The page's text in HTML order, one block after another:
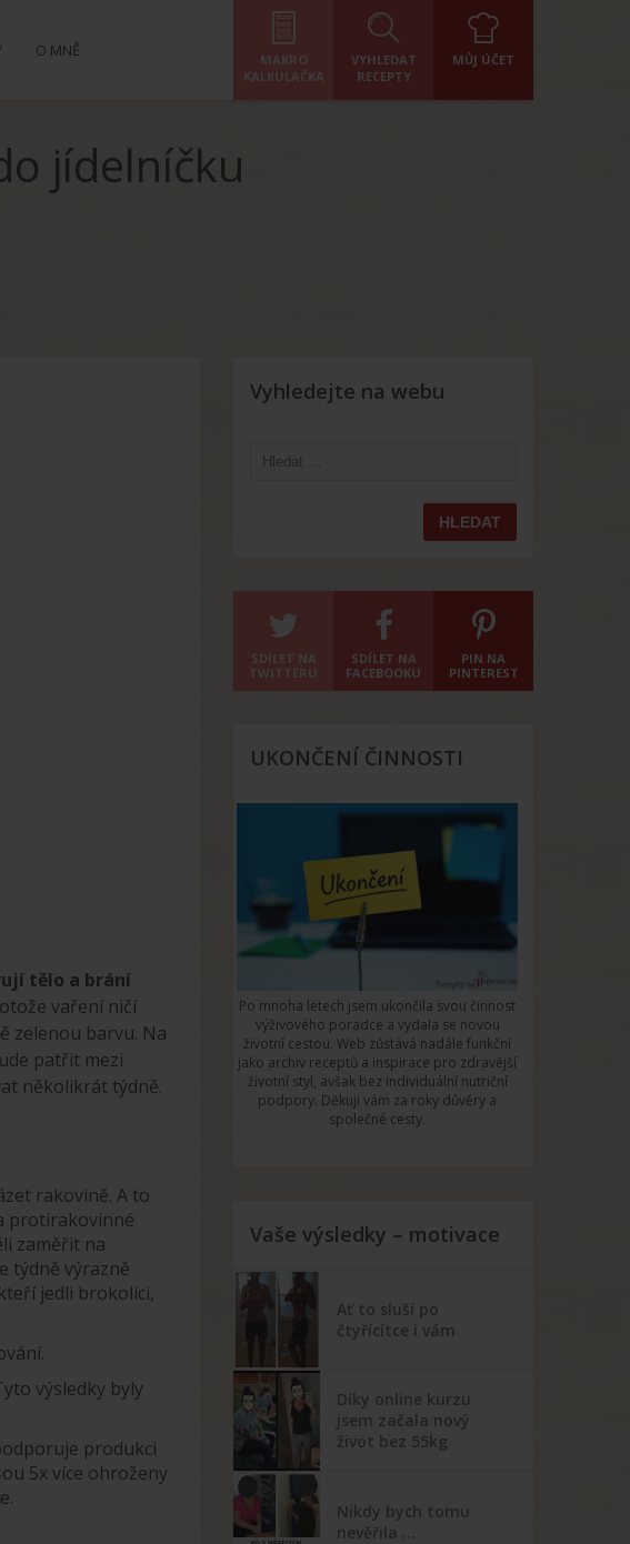
O MNĚ
MAKRO
KALKULAČKA
VYHLEDAT
RECEPTY
MŮJ ÚČET
jídelníčku
tělo a brání
vaření ničí
zelenou barvu. Na
patřit mezi
několikrát týdně.
rakovině. A to
protirakovinné
zaměřit na
týdně výrazně
jedli brokolici,
výsledky byly
produkci
5x více ohroženy
Vyhledejte na webu
Vyhledávání
SDÍLET NA
TWITTERU
SDÍLET NA
FACEBOOKU
PIN NA
PINTEREST
UKONČENÍ ČINNOSTI
Po mnoha letech jsem ukončila svou činnost
výživového poradce a vydala se novou
životní cestou. Web zůstává nadále funkční
jako archiv receptů a inspirace pro zdravější
životní styl, avšak bez individuální nutriční
podpory. Děkuji vám za roky důvěry a
společné cesty.
Vaše výsledky – motivace
Ať to sluší po
čtyřícítce i vám
Díky online kurzu
jsem začala nový
život bez 55kg
Nikdy bych tomu
nevěřila …